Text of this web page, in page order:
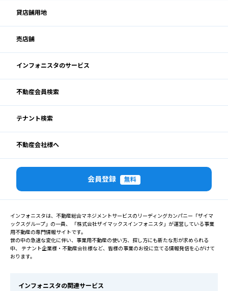
貸店舗用地
売店舗
インフォニスタのサービス
不動産会員検索
テナント検索
不動産会社様へ
会員登録 無料
インフォニスタは、不動産総合マネジメントサービスのリーディングカンパニー「ザイマ
ックスグループ」の一員、 「株式会社ザイマックスインフォニスタ」が運営している事業
用不動産の専門情報サイトです。
世の中の急速な変化に伴い、事業用不動産の使い方、探し方にも新たな形が求められる
中、 テナント企業様・不動産会社様など、皆様の事業のお役に立てる情報発信を心がけて
おります。
インフォニスタの関連サービス